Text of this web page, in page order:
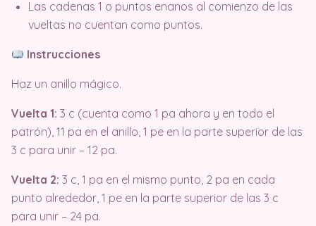
Las cadenas 1 o puntos enanos al comienzo de las
vueltas no cuentan como puntos.
Instrucciones
Haz un anillo mágico.
Vuelta 1: 3 c (cuenta como 1 pa ahora y en todo el
patrón), 11 pa en el anillo, 1 pe en la parte superior de las
3 c para unir – 12 pa.
Vuelta 2: 3 c, 1 pa en el mismo punto, 2 pa en cada
punto alrededor, 1 pe en la parte superior de las 3 c
para unir – 24 pa.